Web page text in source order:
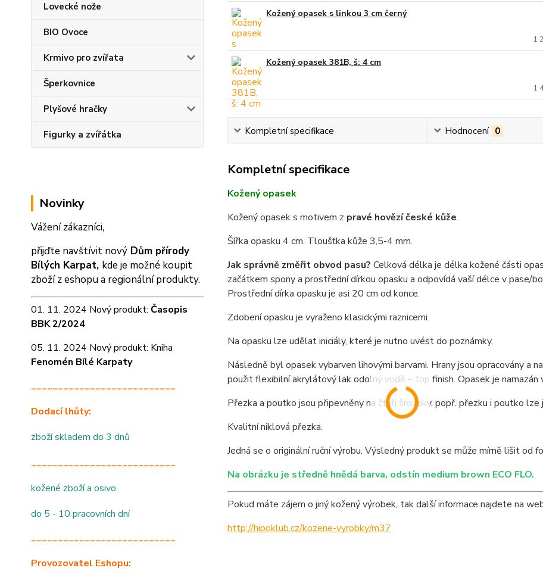
Lovecké nože
BIO Ovoce
Krmivo pro zvířata
Šperkovnice
Plyšové hračky
Figurky a zvířátka
Novinky
Vážení zákazníci,
přijďte navštívit nový Dům přírody
Bílých Karpat, kde je možné koupit
zboží z eshopu a regionální produkty.
01. 11. 2024 Nový produkt: Časopis
BBK 2/2024
05. 11. 2024 Nový produkt: Kniha
Fenomén Bílé Karpaty
___________________________
Dodací lhůty:
zboží skladem do 3 dnů
___________________________
kožené zboží a osivo
do 5 - 10 pracovních dní
___________________________
Provozovatel Eshopu:
Kožený opasek s linkou 3 cm černý
1
Kožený opasek 381B, š: 4 cm
1
Kompletní specifikace Hodnocení 0
Kompletní specifikace
Kožený opasek
Kožený opasek s motivem z pravé hovězí české kůže.
Šířka opasku 4 cm. Tloušťka kůže 3,5-4 mm.
Jak správně změřit obvod pasu? Celková délka je délka kožené části
začátkem spony a prostřední dírkou opasku a odpovídá vaší délce v pase/
Prostřední dírka opasku je asi 20 cm od konce.
Zdobení opasku je vyraženo klasickými raznicemi.
Na opasku lze udělat iniciály, které je nutno uvést do poznámky.
Následně byl opasek vybarven lihovými barvami. Hrany jsou opracovány a
použit flexibilní akrylátový lak odolný vodě – top finish. Opasek je namazán
Přezka a poutko jsou připevněny na čtyři šroubky, popř. přezku i poutko lze
Kvalitní niklová přezka.
Jedná se o originální ruční výrobu. Výsledný produkt se může mírně lišit od
Na obrázku je středně hnědá barva, odstín medium brown ECO FLO.
Pokud máte zájem o jiný kožený výrobek, tak další informace najdete na
http://hipoklub.cz/kozene-vyrobky/m37